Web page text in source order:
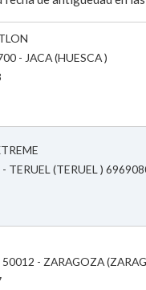
- JACA (HUESCA )
TERUEL (TERUEL )
- ZARAGOZA